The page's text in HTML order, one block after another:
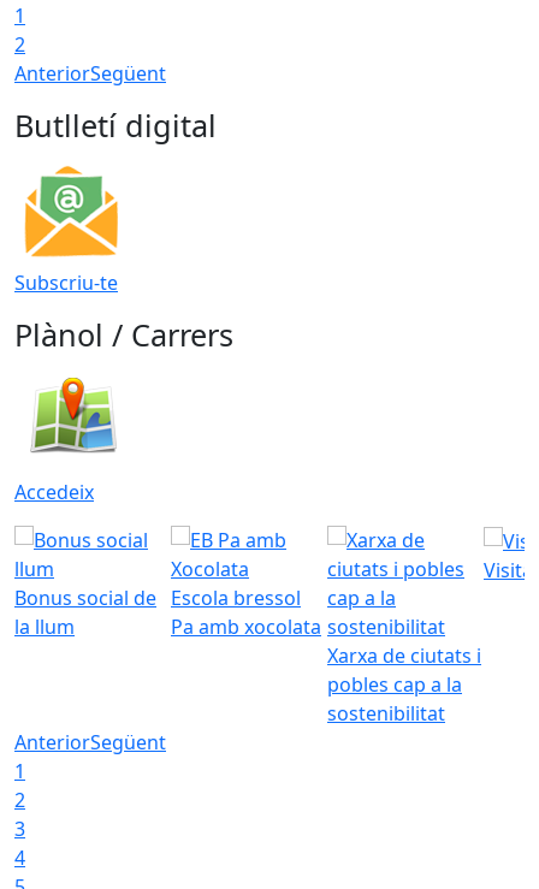
1
2
AnteriorSegüent
Butlletí digital
Subscriu-te
Plànol / Carrers
Accedeix
Bonus social de
la llum
Escola bressol
Pa amb xocolata
Xarxa de ciutats i
pobles cap a la
sostenibilitat
Visita
AnteriorSegüent
1
2
3
4